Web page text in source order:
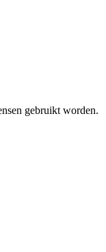
gebruikt worden.